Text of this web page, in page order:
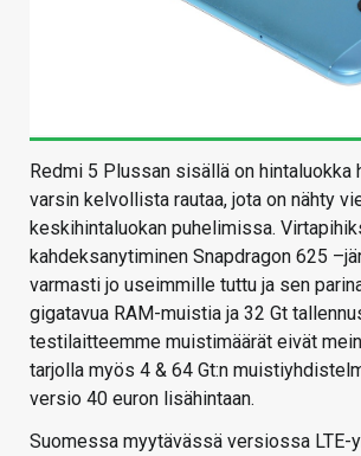
Redmi 5 Plussan sisällä on hintaluokka
varsin kelvollista rautaa, jota on nähty
keskihintaluokan puhelimissa.
kahdeksanytiminen Snapdragon 625
varmasti jo useimmille tuttu ja sen
gigatavua RAM-muistia ja 32 Gt
testilaitteemme muistimäärät eivät
tarjolla myös 4 & 64 Gt:n
versio 40 euron lisähintaan.
Suomessa myytävässä versiossa LTE-